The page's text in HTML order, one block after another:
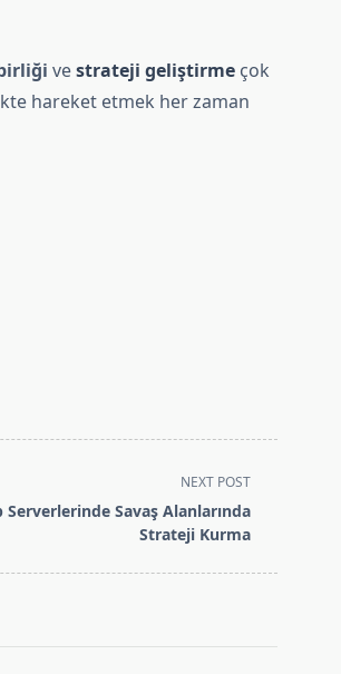
vestrateji geliştirmeçok
hareket etmek her zaman
NEXT POST
Serverlerinde Savaş Alanlarında
Strateji Kurma